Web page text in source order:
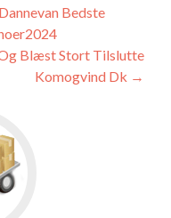
Bedste
Blæst Stort Tilslutte
Komogvind Dk →